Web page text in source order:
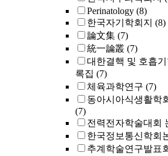
Perinatology (8)
한국자기학회지 (8)
論文集 (7)
統一論叢 (7)
대한결핵 및 호흡
록집 (7)
체육과학연구 (7)
동아시아식생활학
(7)
전력전자학술대회
한국정보통신학회
추계학술연구발표